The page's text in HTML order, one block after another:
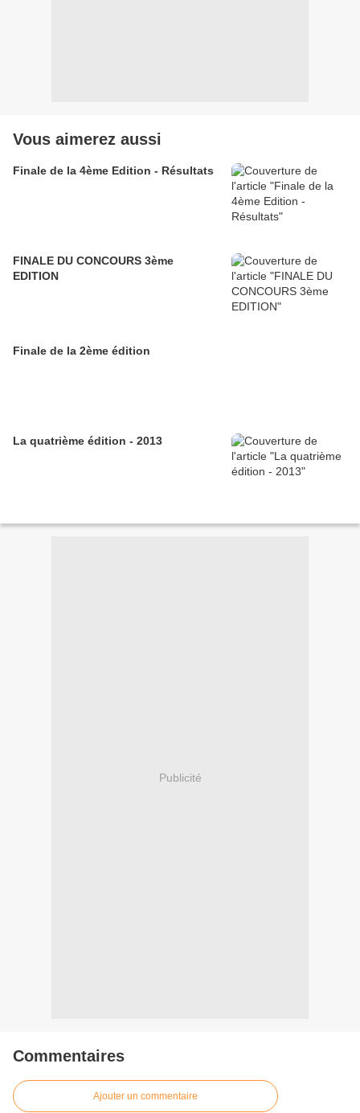
Vous aimerez aussi
Finale de la 4ème Edition - Résultats
FINALE DU CONCOURS 3ème
EDITION
Finale de la 2ème édition
La quatrième édition - 2013
Publicité
Commentaires
Ajouter un commentaire